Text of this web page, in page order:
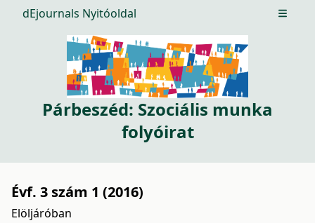
dEjournals Nyitóoldal Open
Párbeszéd: Szociális munka
folyóirat
Évf. 3 szám 1 (2016)
Elöljáróban